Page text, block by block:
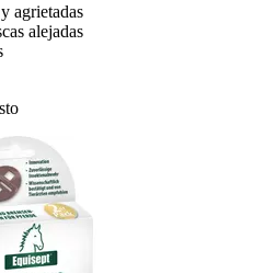
agrietadas
alejadas